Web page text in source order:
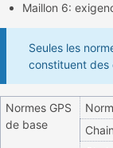
Maillon 6:
Seules les
constituent des
Normes GPS
de base